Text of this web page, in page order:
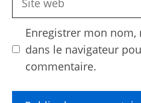
Enregistrer mon
dans le navigateur
commentaire.